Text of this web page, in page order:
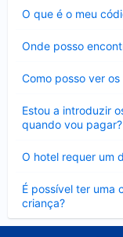
O que é o meu
fechado
Onde posso
fechado
Como posso ver
fechado
Estou a introduzir
quando vou pagar?
fechado
O hotel requer um
fechado
É possível ter uma
criança?
Elemento
fechado